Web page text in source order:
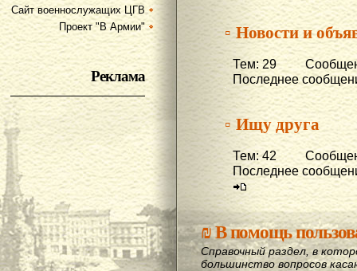
Сайт военнослужащих ЦГВ
Проект "В Армии"
Реклама
▫ Новости и
Тем: 29
Последнее
▫ Ищу друга
Тем: 42
Последнее
₪В помощь
Справочный раздел, в
большинство вопросов